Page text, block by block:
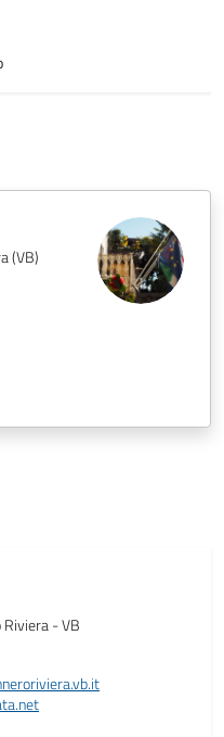
(VB)
- VB